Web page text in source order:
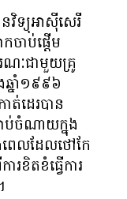
វិទ្យុ​អាស៊ីសេរី
ាប់​ផ្ដើម​
ណៈ​ជាមួយ​គ្រូ​
ឆ្នាំ​១៩៩៦
ដេរ​បាន​
ប់​ចំណាយ​ក្នុង​
ពេល​ដែល​ថៅកែ​
ខិតខំ​ធ្វើ​ការ​